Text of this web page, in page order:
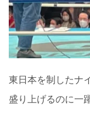
東日本を制したナ
盛り上げるのに一